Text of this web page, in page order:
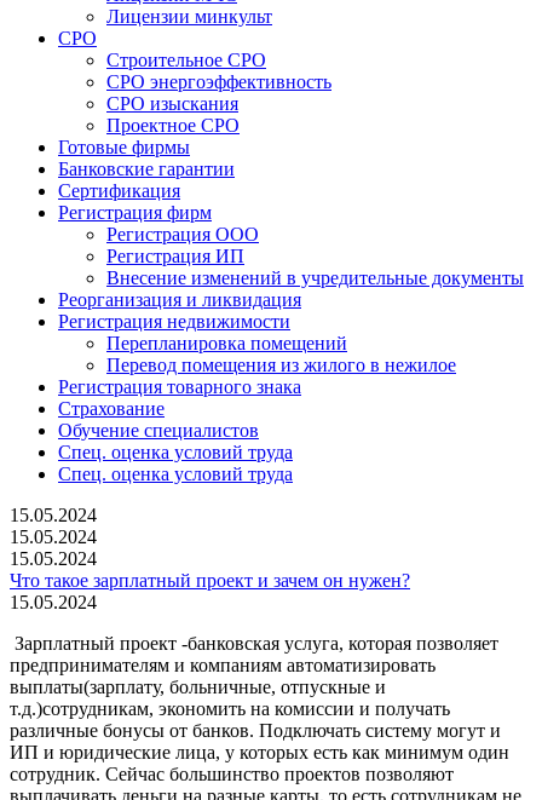
Лицензии минкульт
СРО
Строительное СРО
СРО энергоэффективность
СРО изыскания
Проектное СРО
Готовые фирмы
Банковские гарантии
Сертификация
Регистрация фирм
Регистрация ООО
Регистрация ИП
Внесение изменений в учредительные документы
Реорганизация и ликвидация
Регистрация недвижимости
Перепланировка помещений
Перевод помещения из жилого в нежилое
Регистрация товарного знака
Страхование
Обучение специалистов
Спец. оценка условий труда
Спец. оценка условий труда
15.05.2024
15.05.2024
15.05.2024
Что такое зарплатный проект и зачем он нужен?
15.05.2024
Зарплатный проект -банковская услуга, которая позволяет
предпринимателям и компаниям автоматизировать
выплаты(зарплату, больничные, отпускные и
т.д.)сотрудникам, экономить на комиссии и получать
различные бонусы от банков. Подключать систему могут и
ИП и юридические лица, у которых есть как минимум один
сотрудник. Сейчас большинство проектов позволяют
выплачивать деньги на разные карты, то есть сотрудникам не